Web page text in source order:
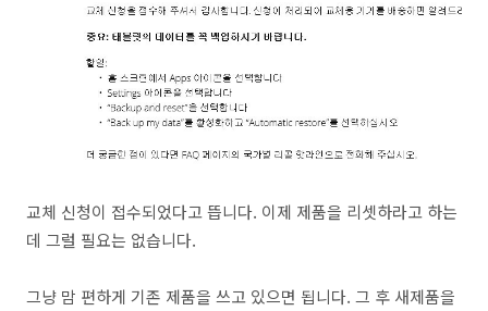
교체 신청이 접수되었다고 뜹니다. 이제 제품을 리셋하라고 하는
데 그럴 필요는 없습니다.
그냥 맘 편하게 기존 제품을 쓰고 있으면 됩니다. 그 후 새제품을